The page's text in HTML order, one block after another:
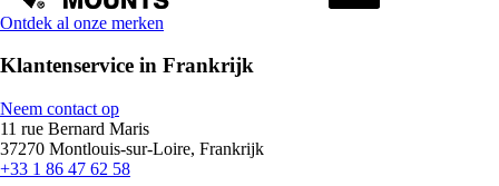
Ontdek al onze merken
Klantenservice in Frankrijk
Neem contact op
11 rue Bernard Maris
37270 Montlouis-sur-Loire, Frankrijk
+33 1 86 47 62 58